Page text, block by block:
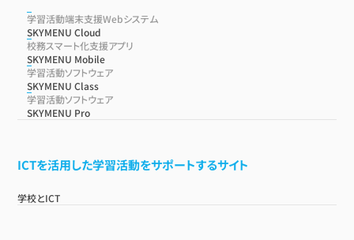
学習活動端末支援Webシステム
SKYMENU Cloud
校務スマート化支援アプリ
SKYMENU Mobile
学習活動ソフトウェア
SKYMENU Class
学習活動ソフトウェア
SKYMENU Pro
ICTを活用した学習活動をサポートするサイト
学校とICT